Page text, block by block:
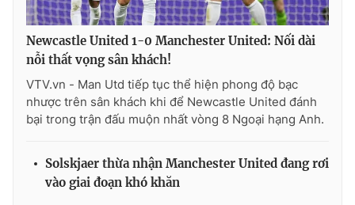
VTV Sức khoẻ Bất động sản
Thị trường 24h
VTV4 Vươn mình bằng AI
Newcastle United 1-0 Manchester United: Nối dài
nỗi thất vọng sân khách!
VTV.vn - Man Utd tiếp tục thể hiện phong độ bạc
nhược trên sân khách khi để Newcastle United đánh
bại trong trận đấu muộn nhất vòng 8 Ngoại hạng Anh.
Solskjaer thừa nhận Manchester United đang rơi
vào giai đoạn khó khăn